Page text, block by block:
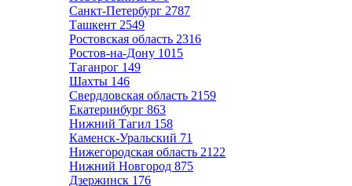
Санкт-Петербург 2787
Ташкент 2549
Ростовская область 2316
Ростов-на-Дону 1015
Таганрог 149
Шахты 146
Свердловская область 2159
Екатеринбург 863
Нижний Тагил 158
Каменск-Уральский 71
Нижегородская область 2122
Нижний Новгород 875
Дзержинск 176